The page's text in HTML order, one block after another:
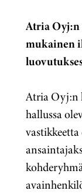
Atria Oyj:n
mukainen
Atria Oyj:n
hallussa